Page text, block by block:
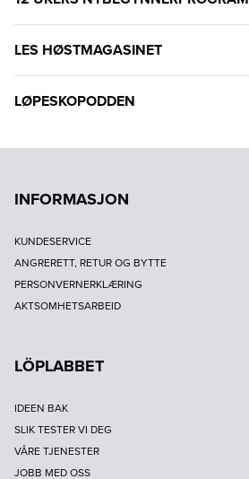
LES HØSTMAGASINET
LØPESKOPODDEN
INFORMASJON
KUNDESERVICE
ANGRERETT, RETUR OG BYTTE
PERSONVERNERKLÆRING
AKTSOMHETSARBEID
LÖPLABBET
IDEEN BAK
SLIK TESTER VI DEG
VÅRE TJENESTER
JOBB MED OSS